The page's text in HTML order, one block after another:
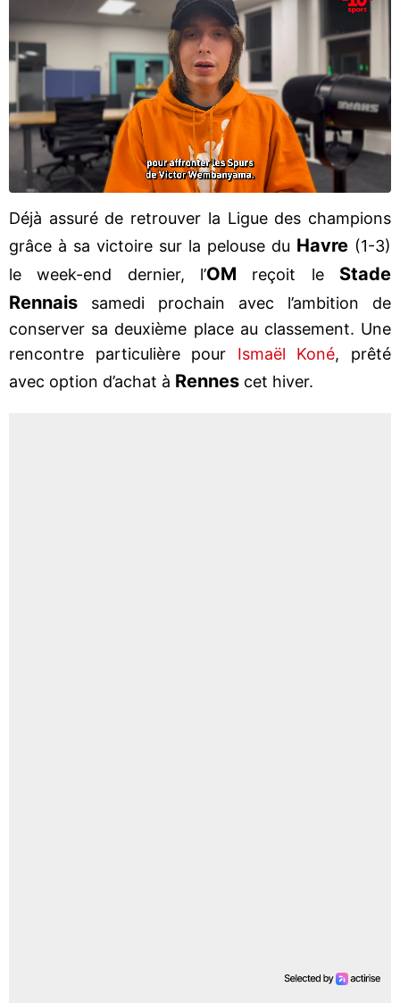
Déjà assuré de retrouver la Ligue des champions
grâce à sa victoire sur la pelouse du Havre (1-3)
le week-end dernier, l’OM reçoit le Stade
Rennais samedi prochain avec l’ambition de
conserver sa deuxième place au classement. Une
rencontre particulière pour Ismaël Koné, prêté
avec option d’achat à Rennes cet hiver.